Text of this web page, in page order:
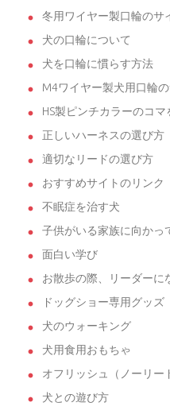
冬用ワイヤー製口輪のサ
犬の口輪について
犬を口輪に慣らす方法
M4ワイヤー製犬用口輪
HS製ピンチカラーのコ
正しいハーネスの選び方
適切なリードの選び方
おすすめサイトのリンク
不眠症を治す犬
子供がいる家族に向かっ
面白い学び
お散歩の際、リーダーに
ドッグショー専用グッズ
犬のウォーキング
犬用食用おもちゃ
オフリッシュ（ノーリー
犬との遊び方